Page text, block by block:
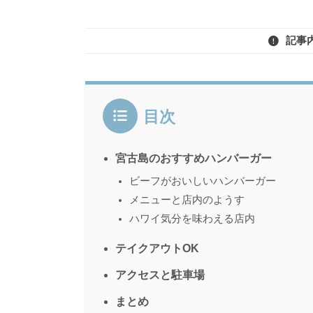
記事
目次
宮古島のおすすめハンバーガー
ビーフがおいしいハンバーガー
メニューと店内のようす
ハワイ気分を味わえる店内
テイクアウトOK
アクセスと駐車場
まとめ